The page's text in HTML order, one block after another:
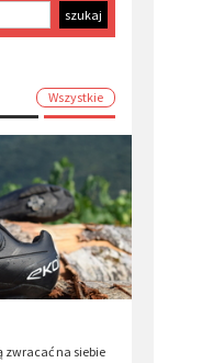
Wszystkie
zwracać na siebie